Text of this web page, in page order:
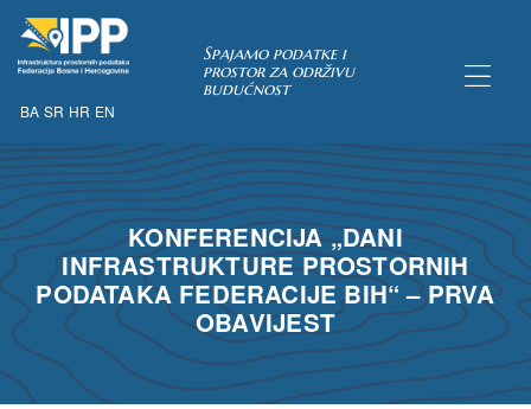
BA SR HR EN
Spajamo podatke i
prostor za održivu
budućnost
KONFERENCIJA „DANI
INFRASTRUKTURE PROSTORNIH
PODATAKA FEDERACIJE BIH“ – PRVA
OBAVIJEST